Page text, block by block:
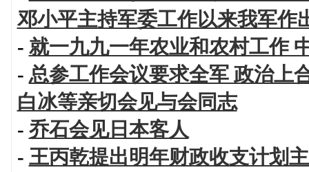
邓小平主持军委工作以来我军作
- 就一九九一年农业和农村工作
- 总参工作会议要求全军 政治
白冰等亲切会见与会同志
- 乔石会见日本客人
- 王丙乾提出明年财政收支计